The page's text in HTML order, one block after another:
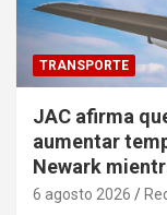
TRANSPORTE
JAC afirma
aumentar
Newark
6 agosto 2026